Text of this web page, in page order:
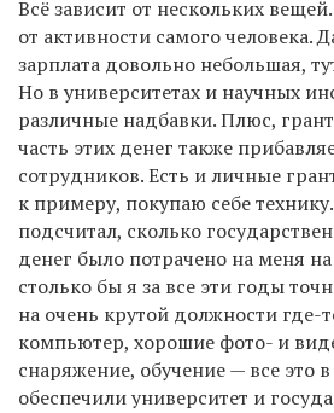
Всё зависит от нескольких
от активности самого человека.
зарплата довольно небольшая,
Но в университетах и научных
различные надбавки. Плюс,
часть этих денег также
сотрудников. Есть и личные
к примеру, покупаю себе
подсчитал, сколько
денег было потрачено на меня
столько бы я за все эти годы
на очень крутой должности
компьютер, хорошие фото- и
снаряжение, обучение — все это
обеспечили университет и